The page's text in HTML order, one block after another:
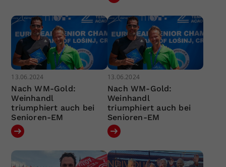
13.06.2024
Nach WM-Gold:
Weinhandl
triumphiert auch bei
Senioren-EM
13.06.2024
Nach WM-Gold:
Weinhandl
triumphiert auch bei
Senioren-EM